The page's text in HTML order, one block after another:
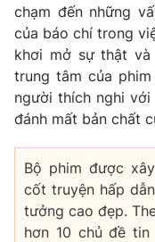
chạm đến những
của báo chí trong
khơi mở sự thật và
trung tâm của
người thích nghi
đánh mất bản chất
Bộ phim được
cốt truyện hấp
tưởng cao đẹp.
hơn 10 chủ đề